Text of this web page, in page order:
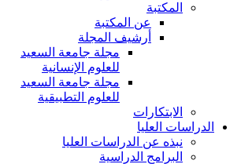
المكتبة
عن المكتبة
أرشيف المجلة
مجلة جامعة السعيد
للعلوم الإنسانية
مجلة جامعة السعيد
للعلوم التطبيقية
الابتكارات
الدراسات العليا
نبذه عن الدراسات العليا
البرامج الدراسية